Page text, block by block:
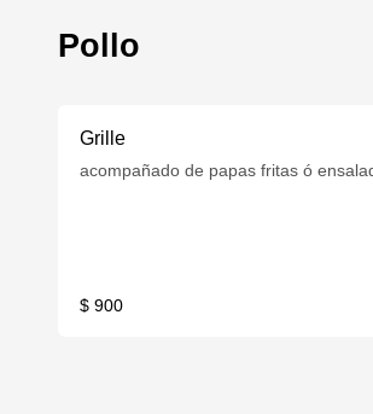
Pollo
Grille
acompañado de papas fritas ó
$ 900